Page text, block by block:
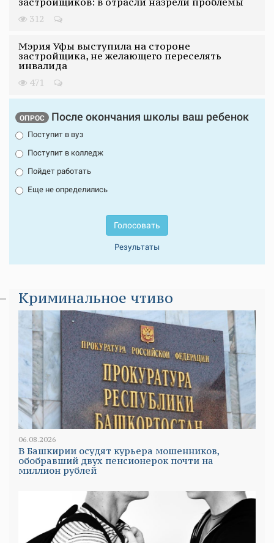
312
Мэрия Уфы выступила на стороне
застройщика, не желающего переселять
инвалида
471
ОПРОС После окончания школы ваш ребенок
Поступит в вуз
Поступит в колледж
Пойдет работать
Еще не определились
Голосовать
Результаты
Криминальное чтиво
06.08.2026
В Башкирии осудят курьера мошенников,
обобравший двух пенсионерок почти на
миллион рублей